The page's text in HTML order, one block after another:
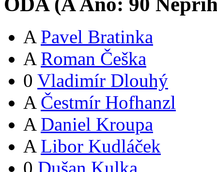
A Pavel Bratinka
A Roman Češka
0 Vladimír Dlouhý
A Čestmír Hofhanzl
A Daniel Kroupa
A Libor Kudláček
0 Dušan Kulka